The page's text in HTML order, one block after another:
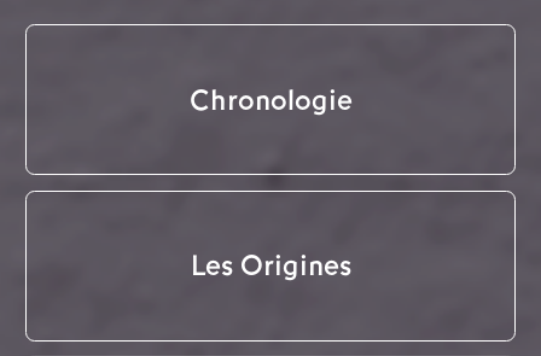
Chronologie
Les Origines